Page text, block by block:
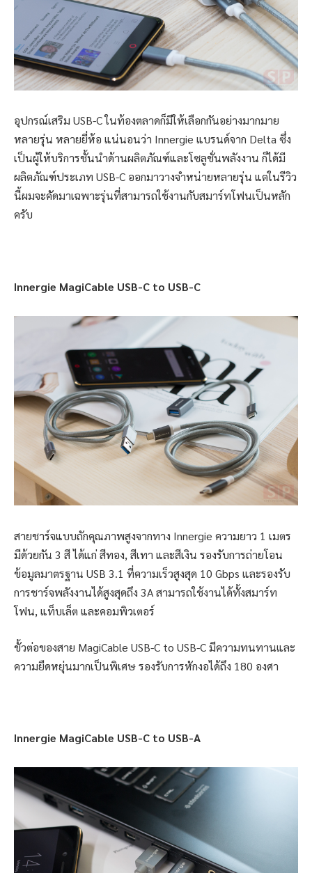
อุปกรณ์เสริม USB-C ในท้องตลาดก็มีให้เลือกกันอย่างมากมาย
หลายรุ่น หลายยี่ห้อ แน่นอนว่า Innergie แบรนด์จาก Delta ซึ่ง
เป็นผู้ให้บริการชั้นนำด้านผลิตภัณฑ์และโซลูชั่นพลังงาน ก็ได้มี
ผลิตภัณฑ์ประเภท USB-C ออกมาวางจำหน่ายหลายรุ่น แต่ในรีวิว
นี้ผมจะคัดมาเฉพาะรุ่นที่สามารถใช้งานกับสมาร์ทโฟนเป็นหลัก
ครับ
Innergie MagiCable USB-C to USB-C
สายชาร์จแบบถักคุณภาพสูงจากทาง Innergie ความยาว 1 เมตร
มีด้วยกัน 3 สี ได้แก่ สีทอง, สีเทา และสีเงิน รองรับการถ่ายโอน
ข้อมูลมาตรฐาน USB 3.1 ที่ความเร็วสูงสุด 10 Gbps และรองรับ
การชาร์จพลังงานได้สูงสุดถึง 3A สามารถใช้งานได้ทั้งสมาร์ท
โฟน, แท็บเล็ต และคอมพิวเตอร์
ขั้วต่อของสาย MagiCable USB-C to USB-C มีความทนทานและ
ความยืดหยุ่นมากเป็นพิเศษ รองรับการหักงอได้ถึง 180 องศา
Innergie MagiCable USB-C to USB-A